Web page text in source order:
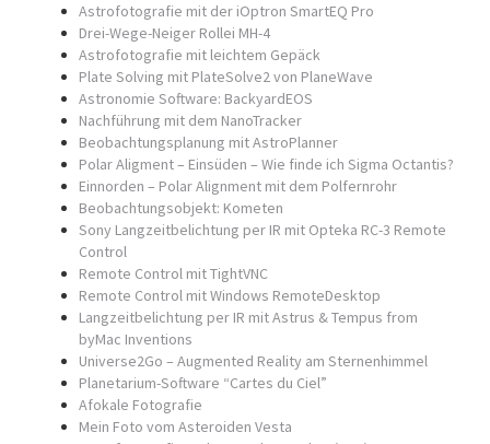
Astrofotografie mit der iOptron SmartEQ Pro
Drei-Wege-Neiger Rollei MH-4
Astrofotografie mit leichtem Gepäck
Plate Solving mit PlateSolve2 von PlaneWave
Astronomie Software: BackyardEOS
Nachführung mit dem NanoTracker
Beobachtungsplanung mit AstroPlanner
Polar Aligment – Einsüden – Wie finde ich Sigma Octantis?
Einnorden – Polar Alignment mit dem Polfernrohr
Beobachtungsobjekt: Kometen
Sony Langzeitbelichtung per IR mit Opteka RC-3 Remote
Control
Remote Control mit TightVNC
Remote Control mit Windows RemoteDesktop
Langzeitbelichtung per IR mit Astrus & Tempus from
byMac Inventions
Universe2Go – Augmented Reality am Sternenhimmel
Planetarium-Software “Cartes du Ciel”
Afokale Fotografie
Mein Foto vom Asteroiden Vesta